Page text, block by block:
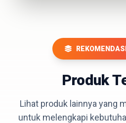
Produk
Lihat produk lainnya yang
untuk melengkapi